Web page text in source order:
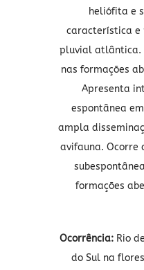
heliófita e
característica e
pluvial atlântica.
nas formações
Apresenta
espontânea
ampla
avifauna. Ocorre
formações
Ocorrência: Rio
do Sul na